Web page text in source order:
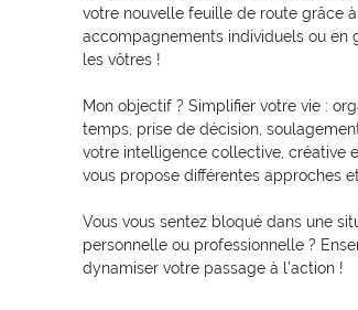
votre nouvelle feuille de route grâce
accompagnements individuels ou en
les vôtres !
Mon objectif ? Simplifier votre vie :
temps, prise de décision,
votre intelligence collective, créative
vous propose différentes approches
Vous vous sentez bloqué dans une
personnelle ou professionnelle ?
dynamiser votre passage à l'action !